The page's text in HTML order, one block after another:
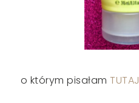
o którym pisałamTUTAJ